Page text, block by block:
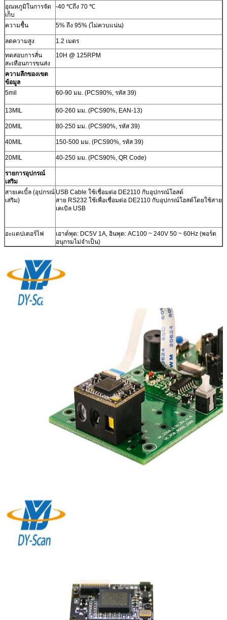
อุณหภูมิในการจัด
เก็บ
-40 ℃ถึง 70 ℃
ความชื้น 5% ถึง 95% (ไม่ควบแน่น)
ลดความสูง
1.2 เมตร
ทดสอบการสั่น
สะเทือนการขนส่ง
10H @ 125RPM
ความลึกของเขต
ข้อมูล
5mil
60-90 มม. (PCS90%, รหัส 39)
13MIL 60-260 มม. (PCS90%, EAN-13)
20MIL 80-250 มม. (PCS90%, รหัส 39)
40MIL 150-500 มม. (PCS90%, รหัส 39)
20MIL 40-250 มม. (PCS90%, QR Code)
รายการอุปกรณ์
เสริม
สายเคเบิ้ล (อุปกรณ์
เสริม)
USB Cable ใช้เชื่อมต่อ DE2110 กับอุปกรณ์โฮสต์
สาย RS232 ใช้เพื่อเชื่อมต่อ DE2110 กับอุปกรณ์โฮสต์โดยใช้สาย
เคเบิล USB
อะแดปเตอร์ไฟ
เอาต์พุต: DC5V 1A, อินพุต: AC100 ~ 240V 50 ~ 60Hz (พอร์ต
อนุกรมไม่จำเป็น)